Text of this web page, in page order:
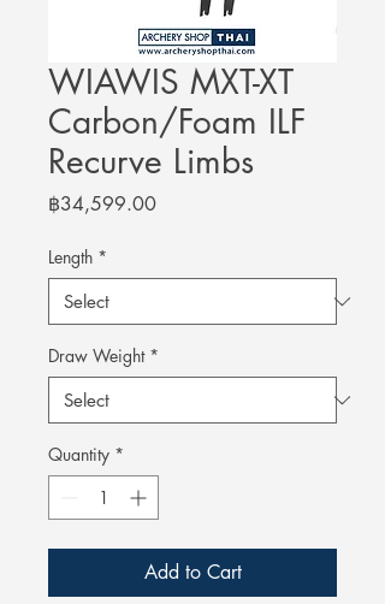
WIAWIS MXT-XT
Carbon/Foam ILF
Recurve Limbs
฿34,599.00Price
Length *
Draw Weight *
Quantity *
Add to Cart